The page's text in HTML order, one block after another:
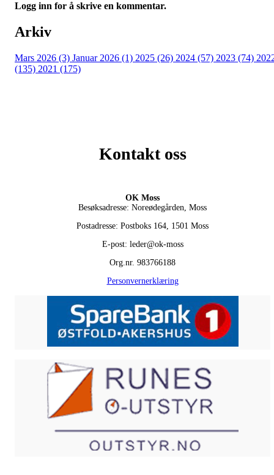
Logg inn for å skrive en kommentar.
Arkiv
Mars 2026 (3) Januar 2026 (1) 2025 (26) 2024 (57) 2023 (74)
(135) 2021 (175)
Kontakt oss
OK Moss
Besøksadresse: Noreødegården, Moss
Postadresse: Postboks 164, 1501 Moss
E-post: leder@ok-moss
Org.nr. 983766188
Personvernerklæring